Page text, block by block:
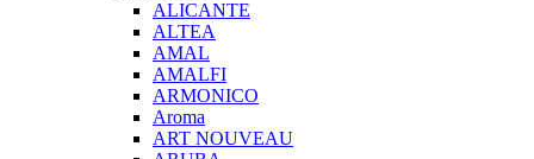
ALICANTE
ALTEA
AMAL
AMALFI
ARMONICO
Aroma
ART NOUVEAU